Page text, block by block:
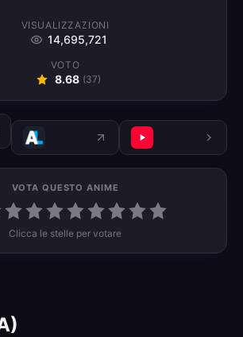
VISUALIZZAZIONI
14,695,721
VOTO
8.68 (37)
VOTA QUESTO ANIME
Clicca le stelle per votare